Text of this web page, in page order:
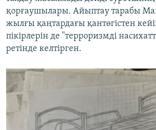
қорғаушылары. Айыптау тарабы
жылғы қаңтардағы қантөгістен
пікірлерін де "терроризмді
ретінде келтірген.